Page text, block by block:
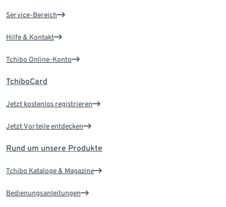
Service-Bereich
Hilfe & Kontakt
Tchibo Online-Konto
TchiboCard
Jetzt kostenlos registrieren
Jetzt Vorteile entdecken
Rund um unsere Produkte
Tchibo Kataloge & Magazine
Bedienungsanleitungen